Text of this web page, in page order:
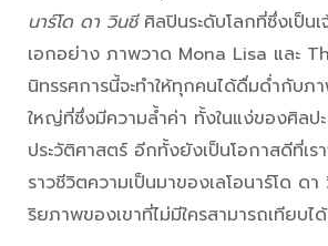
นาร์โด ดา วินชีศิลปินระดับโลกที่ซึ่งเป็น
เอกอย่าง ภาพวาด Mona Lisa และ
นิทรรศการนี้จะทำให้ทุกคนได้ดื่มด่ำกับ
ใหญ่ที่ซึ่งมีความล้ำค่า ทั้งในแง่ของศิลป
ประวัติศาสตร์ อีกทั้งยังเป็นโอกาสดีที่เร
ราวชีวิตความเป็นมาของเลโอนาร์โด ด
ริยภาพของเขาที่ไม่มีใครสามารถเทียบได้